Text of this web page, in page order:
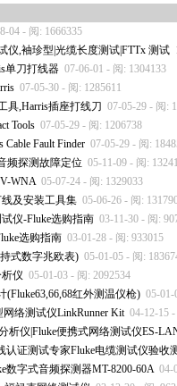
04 - 阅: 1666335
仪,袖珍型|光缆长度测试|FTTx 测试
单刀打线器 07-06-01 - 阅: 1304133
07-05-30 - 阅: 1285611
具,Harris插座打线刀 07-05-29 - 阅:
Tools 07-05-29 - 阅: 1206738
Fault Finder 07-05-29 - 阅:
频探测故障定位 05-11-09 - 阅:
WNA 05-07-24 - 阅: 1329033
及安装工具集 05-06-26 - 阅:
仪-Fluke选购指南 03-11-30 - 阅:
选购指南 03-01-28 - 阅: 933015
式数字兆欧表) 05-01-05 - 阅:
仪 05-01-03 - 阅: 2092534
(Fluke63,66,68红外测温仪枪) 05-01-
网络测试仪LinkRunner Kit 04-12-15
析仪|Fluke便携式网络测试仪ES-
证测试专家Fluke电缆测试仪验收
数字式音频探测器MT-8200-60A 04-